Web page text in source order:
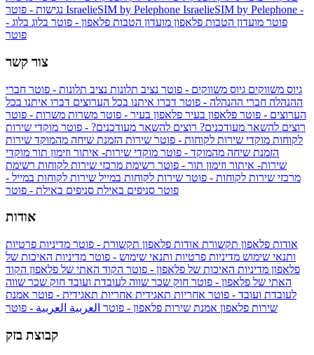
IsraelieSIM by Pelephone IsraelieSIM by Pelephone -
פוטר מועדון הטבות פלאפון מועדון הטבות פלאפון - פוטר בלוג בלוג -
פוטר
צור קשר
גיוס משווקים גיוס משווקים - פוטר נציב תלונות נציב תלונות - פוטר חברי
ההנהלה חברי ההנהלה - פוטר דברו איתנו בכל הערוצים דברו איתנו בכל
הערוצים - פוטר פלאפון בעיר פלאפון בעיר - פוטר משרות משרות - פוטר
רוצים להשאר מעודכנים? רוצים להשאר מעודכנים? - פוטר מוקדי שירות
לקוחות מוקדי שירות לקוחות - פוטר שירות הזמנת שיחה מהמוקד שירות
הזמנת שיחה מהמוקד - פוטר מוקדי שירות- איתור וזימון תור מוקדי
שירות- איתור וזימון תור - פוטר רשימת מרכזי שירות לקוחות רשימת
מרכזי שירות לקוחות - פוטר שירות לקוחות במייל שירות לקוחות במייל -
פוטר סניפים באילת סניפים באילת - פוטר
אודות
אודות פלאפון תקשורת אודות פלאפון תקשורת - פוטר מדיניות פרטיות
ותנאי שימוש מדיניות פרטיות ותנאי שימוש - פוטר מדיניות האיכות של
פלאפון מדיניות האיכות של פלאפון - פוטר הקוד האתי של פלאפון הקוד
האתי של פלאפון - פוטר חוק שכר שווה לעובדת ועובד חוק שכר שווה
לעובדת ועובד - פוטר אחריות תאגידית אחריות תאגידית - פוטר אמנת
שירות פלאפון אמנת שירות פלאפון - פוטר العربية العربية - פוטר
קבוצת בזק